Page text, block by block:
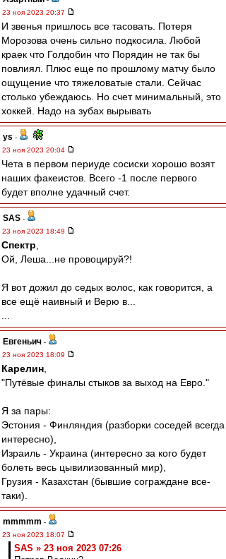
23 ноя 2023 20:37
И звенья пришлось все тасовать. Потеря
Морозова очень сильно подкосила. Любой
краек что Голдобин что Порядин не так бы
повлиял. Плюс еще по прошлому матчу было
ощущение что тяжеловатые стали. Сейчас
столько убеждаюсь. Но счет минимальный, это
хоккей. Надо на зубах вырывать
ys -
23 ноя 2023 20:04
Чета в первом периуде сосиски хорошо возят
наших факеистов. Всего -1 после первого
будет вполне удачный счет.
SAS -
23 ноя 2023 18:49
Спектр
Ой, Леша...не провоцируй?!
Я вот дожил до седых волос, как говорится, а
все ещё наивный и Верю в...
Евгеньич -
23 ноя 2023 18:09
Карелин
"Путёвые финалы стыков за выход на Евро."
Я за пары:
Эстония - Финляндия (разборки соседей всегда
интересно),
Израиль - Украина (интересно за кого будет
болеть весь цывилизованный мир),
Грузия - Казахстан (бывшие сограждане все-
таки).
mmmmm -
23 ноя 2023 18:07
SAS » 23 ноя 2023 07:26